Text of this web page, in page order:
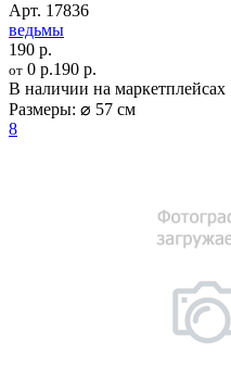
Арт. 17836
ведьмы
190 р.
от 0 р.190 р.
В наличии на маркетплейсах
Размеры: ⌀ 57 см
8